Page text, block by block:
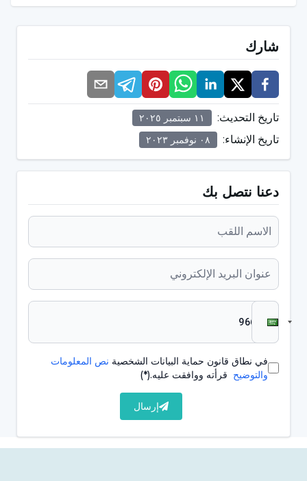
الأستاذة الدكتورة المحاضرة العضو مزيان سيدا ألتوب
طب أشعة الفم والأسنان والوجه والفكين / المدير
المسؤول
شارك
تاريخ التحديث: ١١ سبتمبر ٢٠٢٥
تاريخ الإنشاء: ٠٨ نوفمبر ٢٠٢٣
دعنا نتصل بك
في نطاق قانون حماية البيانات الشخصية نص المعلومات
والتوضيح قرأته ووافقت عليه.(*)
إرسال